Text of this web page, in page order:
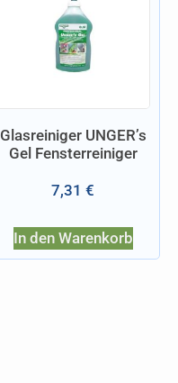
Glasreiniger UNGER’s
Gel Fensterreiniger
7,31 €
In den Warenkorb